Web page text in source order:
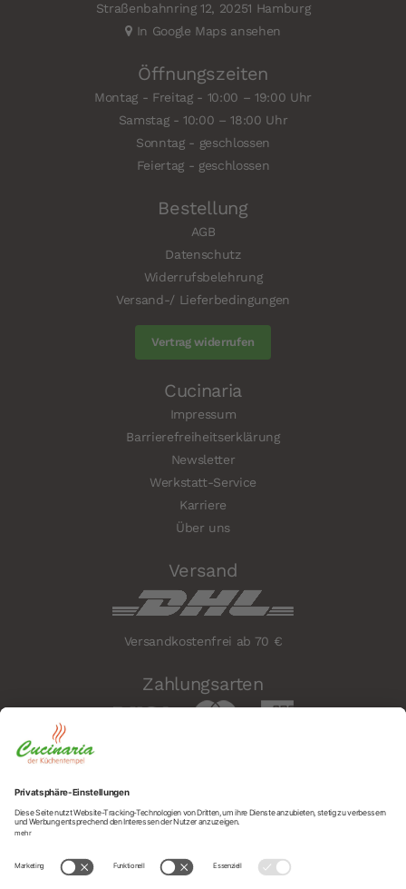
Straßenbahnring 12, 20251 Hamburg
In Google Maps ansehen
Öffnungszeiten
Montag - Freitag - 10:00 – 19:00 Uhr
Samstag - 10:00 – 18:00 Uhr
Sonntag - geschlossen
Feiertag - geschlossen
Bestellung
AGB
Datenschutz
Widerrufsbelehrung
Versand-/ Lieferbedingungen
Vertrag widerrufen
Cucinaria
Impressum
Barrierefreiheitserklärung
Newsletter
Werkstatt-Service
Karriere
Über uns
Versand
Versandkostenfrei ab 70 €
Zahlungsarten
Sicherheit